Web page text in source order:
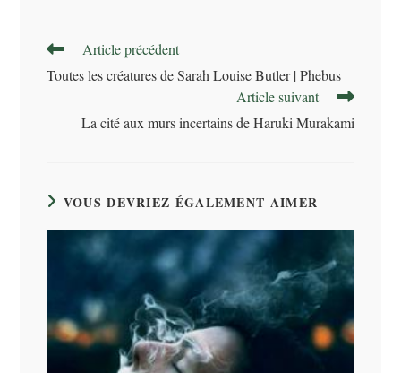
Read
articles
Article précédent
Toutes les créatures de Sarah Louise Butler | Phebus
Article suivant
La cité aux murs incertains de Haruki Murakami
VOUS DEVRIEZ ÉGALEMENT AIMER